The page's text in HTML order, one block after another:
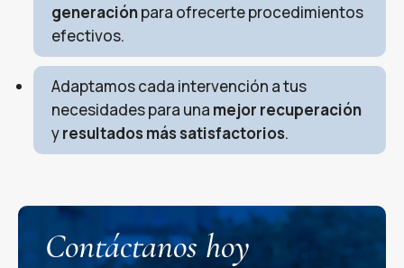
generaciónpara ofrecerte procedimientos
efectivos.
Adaptamos cada intervención a tus
necesidades para una mejor recuperación
yresultados más satisfactorios.
Contáctanos hoy